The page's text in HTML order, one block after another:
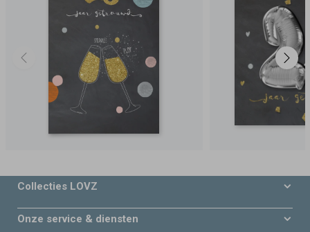
Collecties LOVZ
Onze service & diensten